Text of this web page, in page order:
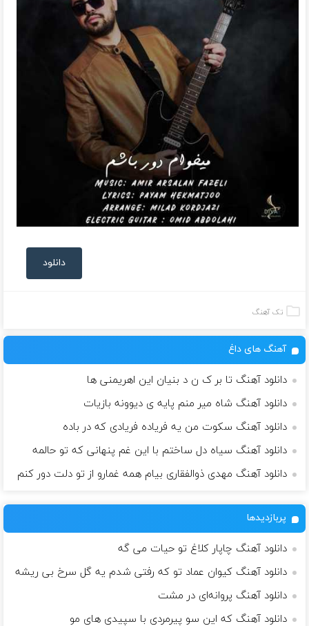
دانلود
تک آهنگ
آهنگ های داغ
دانلود آهنگ تا بر ک ن د بنیان این اهریمنی ها
دانلود آهنگ شاه میر منم پایه ی دیوونه بازیات
دانلود آهنگ سکوت من یه فریاده فریادی که در باده
دانلود آهنگ سیاه دل ساختم با این غم پنهانی که تو حالمه
دانلود آهنگ مهدی ذوالفقاری بیام همه غمارو از تو دلت دور کنم
پربازدیدها
دانلود آهنگ چاپار کلاغ تو حیات می گه
دانلود آهنگ کیوان عماد تو که رفتی شدم یه گل سرخ بی ریشه
دانلود آهنگ پروانه‌ای در مشت
دانلود آهنگ که این سو پیرمردی با سپیدی های مو